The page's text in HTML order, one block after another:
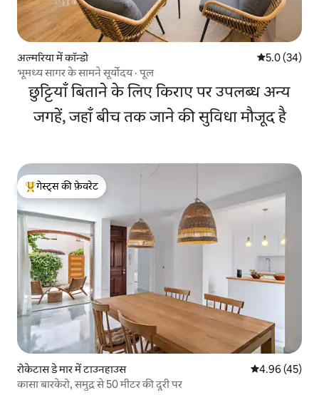
अल्मरिया में कॉन्डो औसत रेटिंग 5
5.0 (34)
भूमध्य सागर के सामने सूर्योदय · पूल
छुट्टियाँ बिताने के लिए किराए पर उपलब्ध अन्य
जगहें, जहाँ बीच तक जाने की सुविधा मौजूद है
गेस्ट्स का टॉप फ़ेवरेट
गेस्ट्स की फ़ेवरेट
रोकेटास डे मार में टाउनहाउस औसत रेटिंग 5 में
4.96 (45)
कासा बारकेरो, समुद्र से 50 मीटर की दूरी पर